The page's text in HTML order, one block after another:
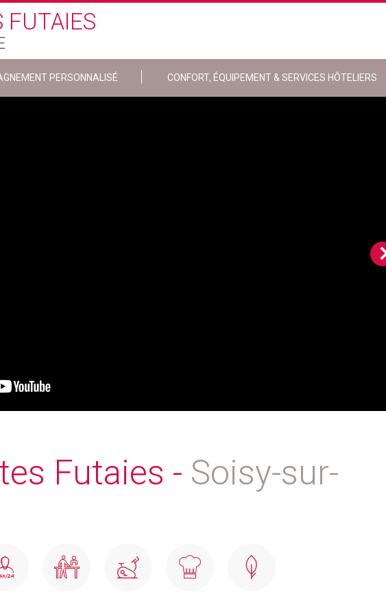
FUTAIES
PERSONNALISÉ CONFORT, ÉQUIPEMENT & SERVICES HÔTELIERS
Futaies - Soisy-sur-